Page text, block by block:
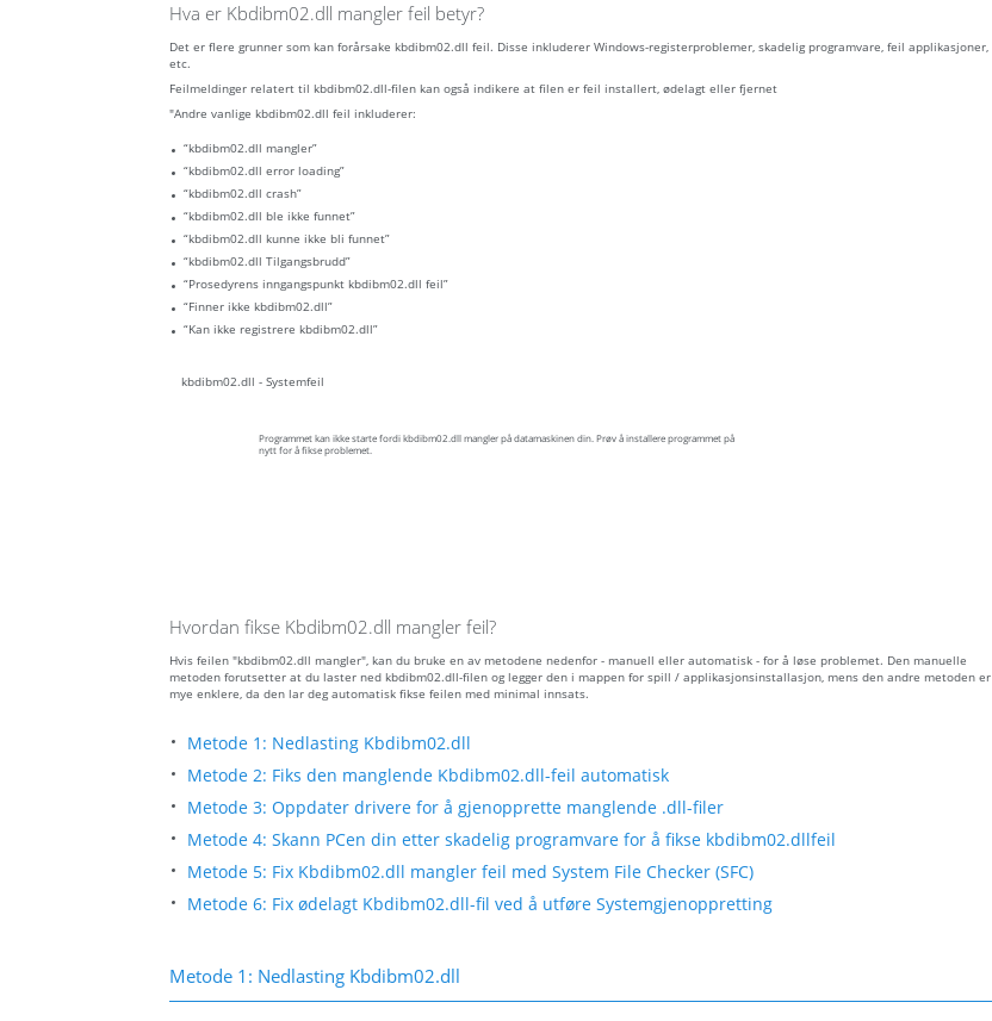
Hva er Kbdibm02.dll mangler feil betyr?
Det er flere grunner som kan forårsake kbdibm02.dll feil. Disse inkluderer Windows-registerproblemer, skadelig programvare, feil applikasjoner,
etc.
Feilmeldinger relatert til kbdibm02.dll-filen kan også indikere at filen er feil installert, ødelagt eller fjernet
"Andre vanlige kbdibm02.dll feil inkluderer:
“kbdibm02.dll mangler”
“kbdibm02.dll error loading”
“kbdibm02.dll crash”
“kbdibm02.dll ble ikke funnet”
“kbdibm02.dll kunne ikke bli funnet”
“kbdibm02.dll Tilgangsbrudd”
“Prosedyrens inngangspunkt kbdibm02.dll feil”
“Finner ikke kbdibm02.dll”
“Kan ikke registrere kbdibm02.dll”
kbdibm02.dll - Systemfeil
Programmet kan ikke starte fordi kbdibm02.dll mangler på datamaskinen din. Prøv å installere programmet på
nytt for å fikse problemet.
Hvordan fikse Kbdibm02.dll mangler feil?
Hvis feilen "kbdibm02.dll mangler", kan du bruke en av metodene nedenfor - manuell eller automatisk - for å løse problemet. Den manuelle
metoden forutsetter at du laster ned kbdibm02.dll-filen og legger den i mappen for spill / applikasjonsinstallasjon, mens den andre metoden er
mye enklere, da den lar deg automatisk fikse feilen med minimal innsats.
Metode 1: Nedlasting Kbdibm02.dll
Metode 2: Fiks den manglende Kbdibm02.dll-feil automatisk
Metode 3: Oppdater drivere for å gjenopprette manglende .dll-filer
Metode 4: Skann PCen din etter skadelig programvare for å fikse kbdibm02.dllfeil
Metode 5: Fix Kbdibm02.dll mangler feil med System File Checker (SFC)
Metode 6: Fix ødelagt Kbdibm02.dll-fil ved å utføre Systemgjenoppretting
Metode 1: Nedlasting Kbdibm02.dll